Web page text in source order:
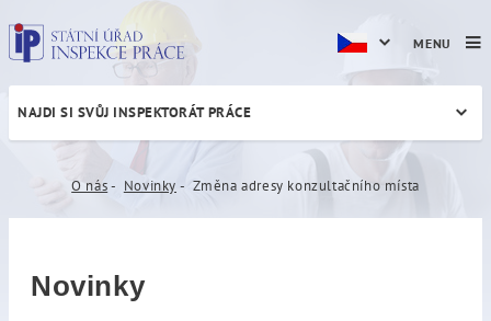
Změna adresy
NAJDI SI SVŮJ INSPEKTORÁT PRÁCE
O nás Novinky Změna adresy konzultačního místa
Novinky
MENU